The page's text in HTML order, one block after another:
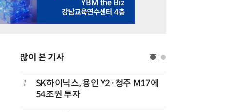
많이 본 기사
1
SK하이닉스, 용인 Y2·청주 M17에
54조원 투자